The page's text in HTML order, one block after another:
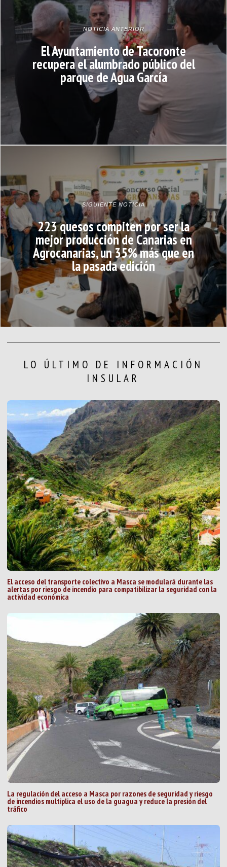
NOTICIA ANTERIOR
El Ayuntamiento de Tacoronte
recupera el alumbrado público del
parque de Agua García
SIGUIENTE NOTICIA
223 quesos compiten por ser la
mejor producción de Canarias en
Agrocanarias, un 35% más que en
la pasada edición
LO ÚLTIMO DE INFORMACIÓN
INSULAR
El acceso del transporte colectivo a Masca se modulará durante las
alertas por riesgo de incendio para compatibilizar la seguridad con la
actividad económica
La regulación del acceso a Masca por razones de seguridad y riesgo
de incendios multiplica el uso de la guagua y reduce la presión del
tráfico